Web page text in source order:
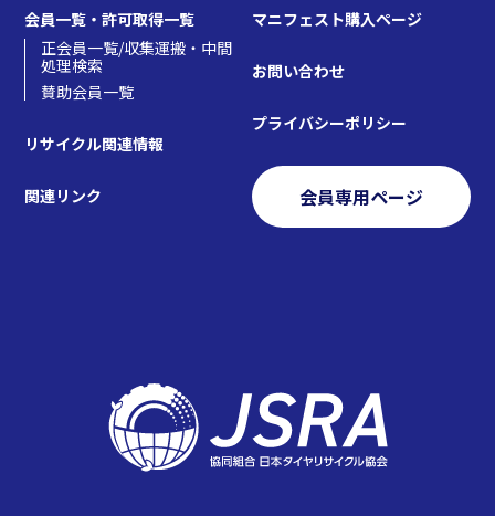
会員一覧・許可取得一覧
正会員一覧/収集運搬・中間
処理検索
賛助会員一覧
リサイクル関連情報
関連リンク
マニフェスト購入ページ
お問い合わせ
プライバシーポリシー
会員専用ページ